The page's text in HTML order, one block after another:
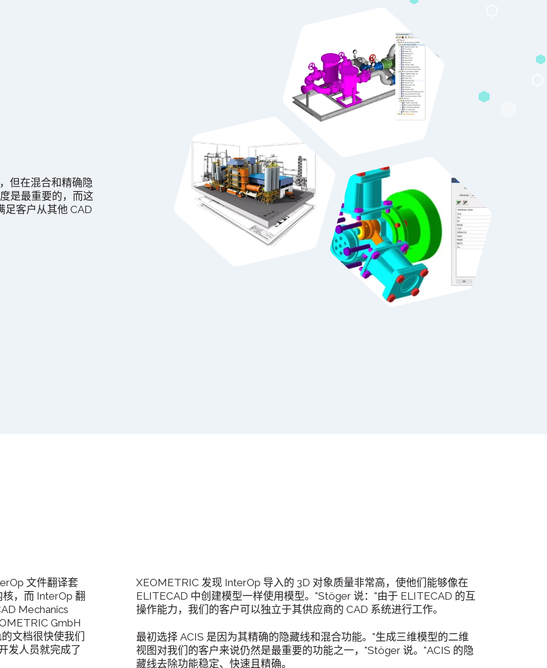
但在混合和精确隐
是最重要的，而这
足客户从其他 CAD
文件翻译套
，而 InterOp 翻
Mechanics
GmbH
文档很快使我们
发人员就完成了
XEOMETRIC 发现 InterOp 导入的 3D 对象质量非常高，使他们能够像在
ELITECAD 中创建模型一样使用模型。"Stöger 说："由于 ELITECAD 的互
操作能力，我们的客户可以独立于其供应商的 CAD 系统进行工作。
最初选择 ACIS 是因为其精确的隐藏线和混合功能。"生成三维模型的二维
视图对我们的客户来说仍然是最重要的功能之一，"Stöger 说。"ACIS 的隐
藏线去除功能稳定、快速且精确。